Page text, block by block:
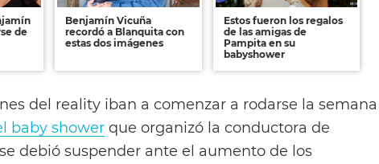
de
Benjamín Vicuña
recordó a Blanquita con
estas dos imágenes
Estos fueron los regalos
de las amigas de
Pampita en su
babyshower
del reality iban a comenzar a rodarse la semana
baby shower que organizó la conductora de
debió suspender ante el aumento de los